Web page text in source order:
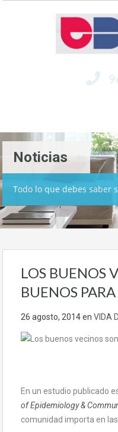
Noticias
Todo lo que debes saber
LOS BUENOS
BUENOS
26 agosto, 2014en VIDA
En un estudio publicado
of Epidemiology &
comunidad importa en